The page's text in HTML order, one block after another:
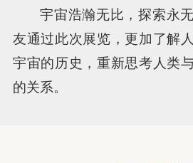
宇宙浩瀚无比，探索永
友通过此次展览，更加了解
宇宙的历史，重新思考人类
的关系。